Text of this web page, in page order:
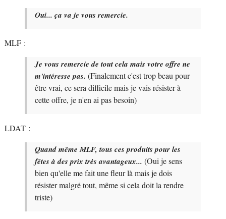
Oui... ça va je vous remercie.
MLF :
Je vous remercie de tout cela mais votre offre ne
m'intéresse pas. (Finalement c'est trop beau pour
être vrai, ce sera difficile mais je vais résister à
cette offre, je n'en ai pas besoin)
LDAT :
Quand même MLF, tous ces produits pour les
fêtes à des prix très avantageux... (Oui je sens
bien qu'elle me fait une fleur là mais je dois
résister malgré tout, même si cela doit la rendre
triste)